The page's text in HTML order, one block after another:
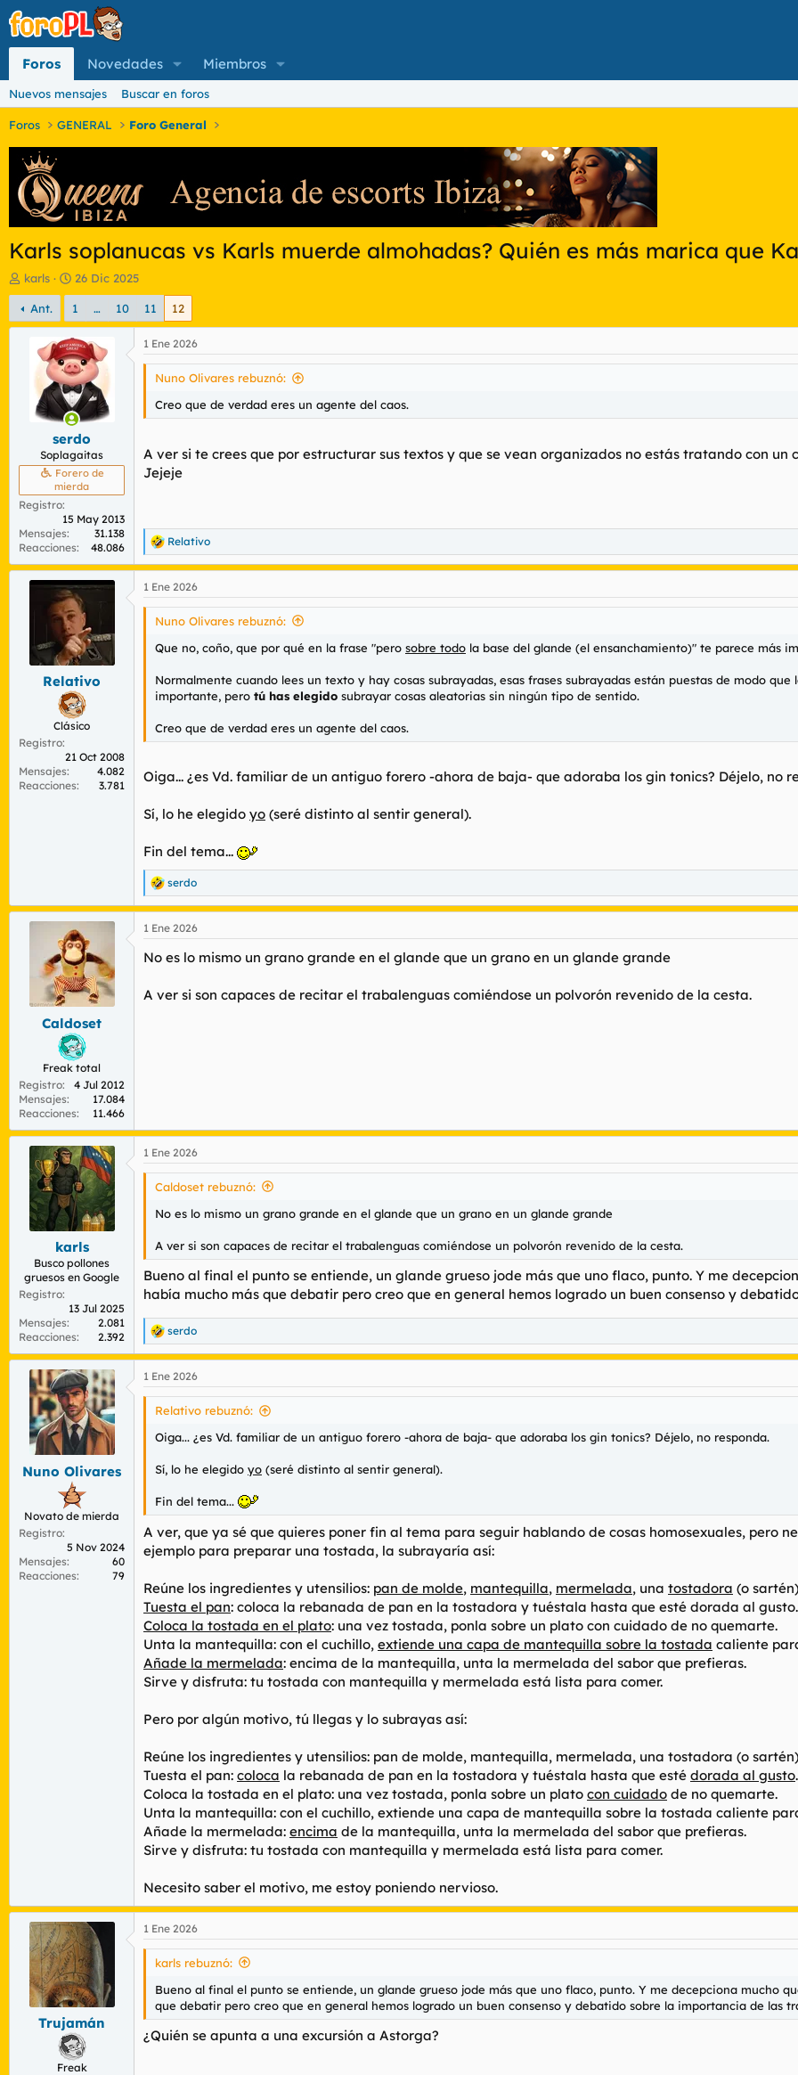
Foros Novedades Miembros
Nuevos mensajes Buscar en foros
Foros GENERAL Foro General
Karls soplanucas vs Karls muerde almohadas? Quién es más marica que
I
n
i
c
t
m
karls
F
e
c
h
a
d
e
i
n
i
c
i
o
26 Dic 2025
Ant. 1 … 10 11 12
serdo
Soplagaitas
Forero de
mierda
Registro
15 May 2013
Mensajes
31.138
Reacciones
48.086
1 Ene 2026
Nuno Olivares rebuznó:
Creo que de verdad eres un agente del caos.
A ver si te crees que por estructurar sus textos y que se vean organizados no estás tratando con un
Jejeje
R
e
a
c
c
n
Relativo
Relativo
Clásico
Registro
21 Oct 2008
Mensajes
4.082
Reacciones
3.781
1 Ene 2026
Nuno Olivares rebuznó:
Que no, coño, que por qué en la frase "pero sobre todo la base del glande (el ensanchamiento)" te parece más
Normalmente cuando lees un texto y hay cosas subrayadas, esas frases subrayadas están puestas de modo
importante, pero tú has elegido subrayar cosas aleatorias sin ningún tipo de sentido.
Creo que de verdad eres un agente del caos.
Oiga... ¿es Vd. familiar de un antiguo forero -ahora de baja- que adoraba los gin tonics? Déjelo, no
Sí, lo he elegido yo (seré distinto al sentir general).
Fin del tema...
R
e
a
c
i
e
serdo
Caldoset
Freak total
Registro
4 Jul 2012
Mensajes
17.084
Reacciones
11.466
1 Ene 2026
No es lo mismo un grano grande en el glande que un grano en un glande grande
A ver si son capaces de recitar el trabalenguas comiéndose un polvorón revenido de la cesta.
karls
Busco pollones
gruesos en Google
Registro
13 Jul 2025
Mensajes
2.081
Reacciones
2.392
1 Ene 2026
Caldoset rebuznó:
No es lo mismo un grano grande en el glande que un grano en un glande grande
A ver si son capaces de recitar el trabalenguas comiéndose un polvorón revenido de la cesta.
Bueno al final el punto se entiende, un glande grueso jode más que uno flaco, punto. Y me
había mucho más que debatir pero creo que en general hemos logrado un buen consenso y
R
e
a
c
c
n
serdo
Nuno Olivares
Novato de mierda
Registro
5 Nov 2024
Mensajes
60
Reacciones
79
1 Ene 2026
Relativo rebuznó:
Oiga... ¿es Vd. familiar de un antiguo forero -ahora de baja- que adoraba los gin tonics? Déjelo, no responda.
Sí, lo he elegido yo (seré distinto al sentir general).
Fin del tema...
A ver, que ya sé que quieres poner fin al tema para seguir hablando de cosas homosexuales, pero
ejemplo para preparar una tostada, la subrayaría así:
Reúne los ingredientes y utensilios: pan de molde, mantequilla, mermelada, una tostadora (o
Tuesta el pan: coloca la rebanada de pan en la tostadora y tuéstala hasta que esté dorada al gusto.
Coloca la tostada en el plato: una vez tostada, ponla sobre un plato con cuidado de no quemarte.
Unta la mantequilla: con el cuchillo, extiende una capa de mantequilla sobre la tostada caliente
Añade la mermelada: encima de la mantequilla, unta la mermelada del sabor que prefieras.
Sirve y disfruta: tu tostada con mantequilla y mermelada está lista para comer.
Pero por algún motivo, tú llegas y lo subrayas así:
Reúne los ingredientes y utensilios: pan de molde, mantequilla, mermelada, una tostadora (o
Tuesta el pan: coloca la rebanada de pan en la tostadora y tuéstala hasta que esté dorada al gusto.
Coloca la tostada en el plato: una vez tostada, ponla sobre un plato con cuidado de no quemarte.
Unta la mantequilla: con el cuchillo, extiende una capa de mantequilla sobre la tostada caliente
Añade la mermelada: encima de la mantequilla, unta la mermelada del sabor que prefieras.
Sirve y disfruta: tu tostada con mantequilla y mermelada está lista para comer.
Necesito saber el motivo, me estoy poniendo nervioso.
Trujamán
Freak
1 Ene 2026
karls rebuznó:
Bueno al final el punto se entiende, un glande grueso jode más que uno flaco, punto. Y me decepciona mucho
que debatir pero creo que en general hemos logrado un buen consenso y debatido sobre la importancia de las
¿Quién se apunta a una excursión a Astorga?